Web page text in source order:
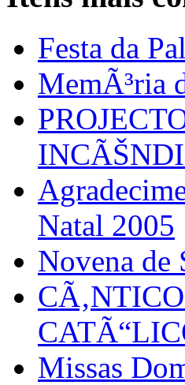
Festa da
MemÃ³ria
Natal 2005
Novena de
Missas